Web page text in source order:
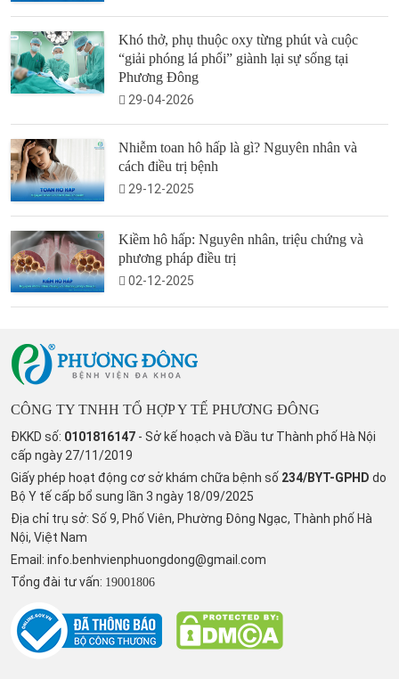
Khó thở, phụ thuộc oxy từng phút và cuộc
“giải phóng lá phổi” giành lại sự sống tại
Phương Đông
29-04-2026
Nhiễm toan hô hấp là gì? Nguyên nhân và
cách điều trị bệnh
29-12-2025
Kiềm hô hấp: Nguyên nhân, triệu chứng và
phương pháp điều trị
02-12-2025
CÔNG TY TNHH TỔ HỢP Y TẾ PHƯƠNG ĐÔNG
ĐKKD số: 0101816147 - Sở kế hoạch và Đầu tư Thành phố Hà Nội
cấp ngày 27/11/2019
Giấy phép hoạt động cơ sở khám chữa bệnh số 234/BYT-GPHD do
Bộ Y tế cấp bổ sung lần 3 ngày 18/09/2025
Địa chỉ trụ sở: Số 9, Phố Viên, Phường Đông Ngạc, Thành phố Hà
Nội, Việt Nam
Email: info.benhvienphuongdong@gmail.com
Tổng đài tư vấn: 19001806